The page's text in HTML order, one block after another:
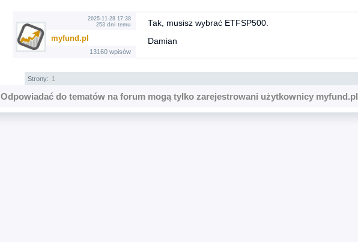
2025-11-28 17:38
253 dni temu
myfund.pl
13160 wpisów
Tak, musisz wybrać ETFSP500.
Damian
Strony: 1
Odpowiadać do tematów na forum mogą tylko zarejestrowani użytkownicy myfund.pl